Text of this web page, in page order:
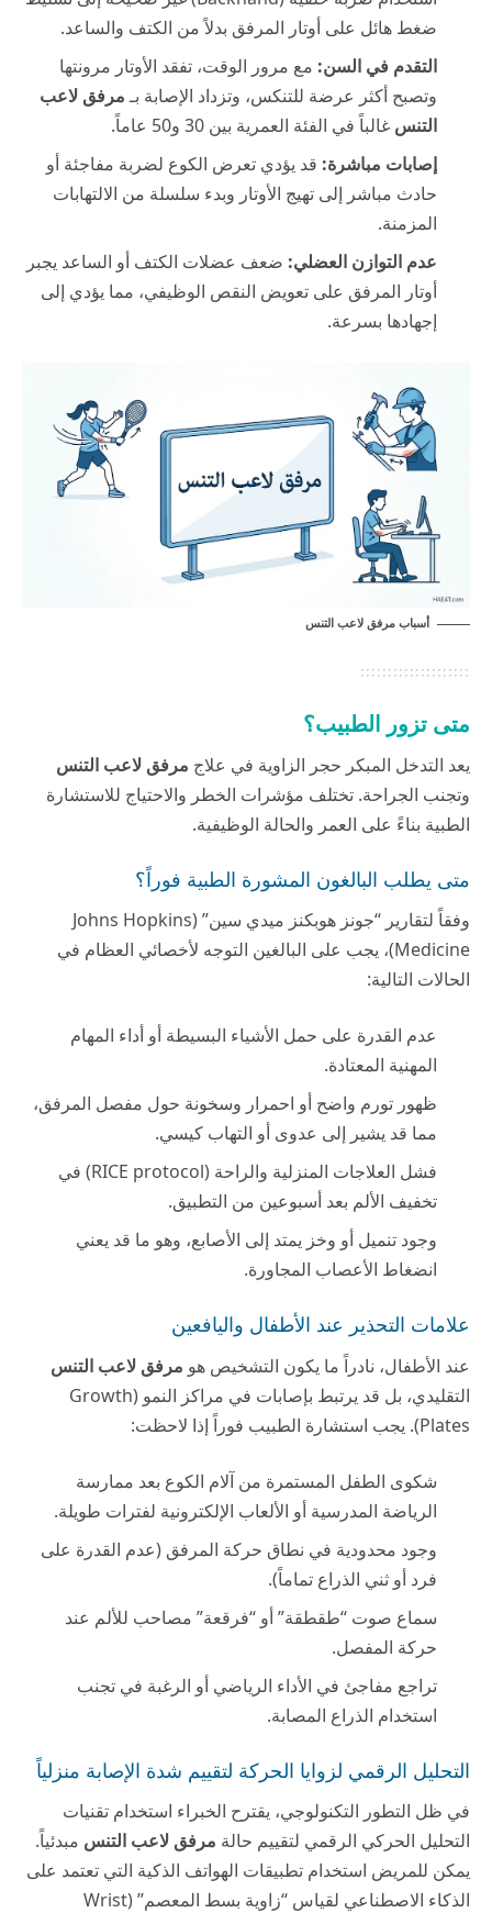
ضغط هائل على أوتار المرفق بدلاً من الكتف والساعد.
التقدم في السن: مع مرور الوقت، تفقد الأوتار مرونتها
وتصبح أكثر عرضة للتنكس، وتزداد الإصابة بـمرفق لاعب
التنس غالباً في الفئة العمرية بين 30 و50 عاماً.
إصابات مباشرة: قد يؤدي تعرض الكوع لضربة مفاجئة أو
حادث مباشر إلى تهيج الأوتار وبدء سلسلة من الالتهابات
المزمنة.
عدم التوازن العضلي: ضعف عضلات الكتف أو الساعد يجبر
أوتار المرفق على تعويض النقص الوظيفي، مما يؤدي إلى
إجهادها بسرعة.
أسباب مرفق لاعب التنس
متى تزور الطبيب؟
يعد التدخل المبكر حجر الزاوية في علاج مرفق لاعب التنس
وتجنب الجراحة. تختلف مؤشرات الخطر والاحتياج للاستشارة
الطبية بناءً على العمر والحالة الوظيفية.
متى يطلب البالغون المشورة الطبية فوراً؟
وفقاً لتقارير “جونز هوبكنز ميدي سين” (Johns Hopkins
Medicine)، يجب على البالغين التوجه لأخصائي العظام في
الحالات التالية:
عدم القدرة على حمل الأشياء البسيطة أو أداء المهام
المهنية المعتادة.
ظهور تورم واضح أو احمرار وسخونة حول مفصل المرفق،
مما قد يشير إلى عدوى أو التهاب كيسي.
فشل العلاجات المنزلية والراحة (RICE protocol) في
تخفيف الألم بعد أسبوعين من التطبيق.
وجود تنميل أو وخز يمتد إلى الأصابع، وهو ما قد يعني
انضغاط الأعصاب المجاورة.
علامات التحذير عند الأطفال واليافعين
عند الأطفال، نادراً ما يكون التشخيص هو مرفق لاعب التنس
التقليدي، بل قد يرتبط بإصابات في مراكز النمو (Growth
Plates). يجب استشارة الطبيب فوراً إذا لاحظت:
شكوى الطفل المستمرة من آلام الكوع بعد ممارسة
الرياضة المدرسية أو الألعاب الإلكترونية لفترات طويلة.
وجود محدودية في نطاق حركة المرفق (عدم القدرة على
فرد أو ثني الذراع تماماً).
سماع صوت “طقطقة” أو “فرقعة” مصاحب للألم عند
حركة المفصل.
تراجع مفاجئ في الأداء الرياضي أو الرغبة في تجنب
استخدام الذراع المصابة.
التحليل الرقمي لزوايا الحركة لتقييم شدة الإصابة منزلياً
في ظل التطور التكنولوجي، يقترح الخبراء استخدام تقنيات
التحليل الحركي الرقمي لتقييم حالة مرفق لاعب التنس مبدئياً.
يمكن للمريض استخدام تطبيقات الهواتف الذكية التي تعتمد على
الذكاء الاصطناعي لقياس “زاوية بسط المعصم” (Wrist